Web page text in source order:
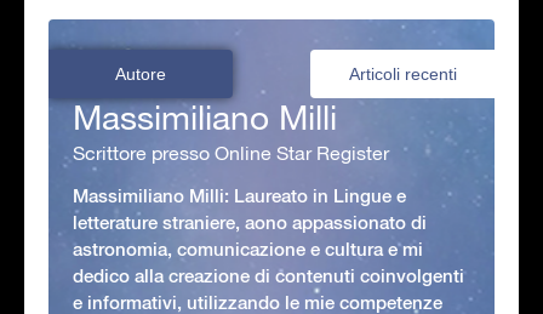
Autore Articoli recenti
Massimiliano Milli
Scrittore presso Online Star Register
Massimiliano Milli: Laureato in Lingue e
letterature straniere, aono appassionato di
astronomia, comunicazione e cultura e mi
dedico alla creazione di contenuti coinvolgenti
e informativi, utilizzando le mie competenze